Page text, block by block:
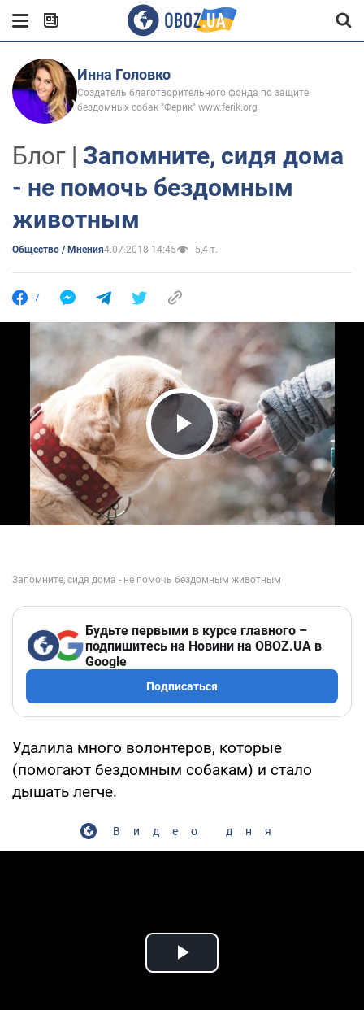
Инна Головко
Создатель благотворительного фонда по защите
бездомных собак "Ферик" www.ferik.org
Блог | Запомните, сидя дома
- не помочь бездомным
животным
Общество / Мнения4.07.2018 14:45 5,4 т.
7
Play Video
Будьте первыми в курсе главного –
подпишитесь на Новини на OBOZ.UA в
Google
Подписаться
Удалила много волонтеров, которые
(помогают бездомным собакам) и стало
дышать легче.
Видео дня
Play Video